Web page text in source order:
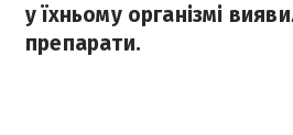
у їхньому організмі
препарати.